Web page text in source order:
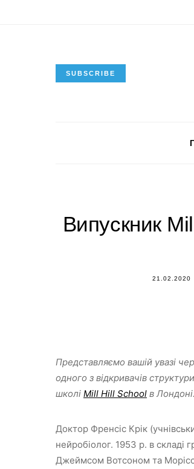
SUBSCRIBE
Випускник
21.02.2020
Представляємо вашій увазі
одного з відкривачів
школі Mill Hill School в Лондоні.
Доктор Френсіс Крік
нейробіолог. 1953 р. в складі
Джеймсом Вотсоном та